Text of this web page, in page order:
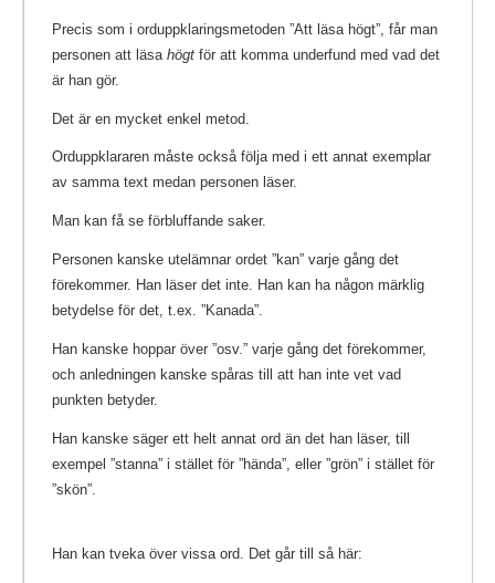
Precis som i orduppklaringsmetoden ”Att läsa högt”, får man
personen att läsa högt för att komma underfund med vad det
är han gör.
Det är en mycket enkel metod.
Orduppklararen måste också följa med i ett annat exemplar
av samma text medan personen läser.
Man kan få se förbluffande saker.
Personen kanske utelämnar ordet ”kan” varje gång det
förekommer. Han läser det inte. Han kan ha någon märklig
betydelse för det, t.ex. ”Kanada”.
Han kanske hoppar över ”osv.” varje gång det förekommer,
och anledningen kanske spåras till att han inte vet vad
punkten betyder.
Han kanske säger ett helt annat ord än det han läser, till
exempel ”stanna” i stället för ”hända”, eller ”grön” i stället för
”skön”.
Han kan tveka över vissa ord. Det går till så här: